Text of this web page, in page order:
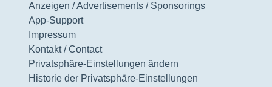
Anzeigen / Advertisements / Sponsorings
App-Support
Impressum
Kontakt / Contact
Privatsphäre-Einstellungen ändern
Historie der Privatsphäre-Einstellungen